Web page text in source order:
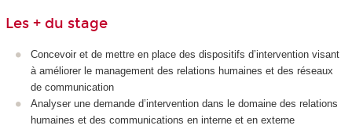
Les + du stage
Concevoir et de mettre en place des dispositifs d’intervention visant
à améliorer le management des relations humaines et des réseaux
de communication
Analyser une demande d’intervention dans le domaine des relations
humaines et des communications en interne et en externe